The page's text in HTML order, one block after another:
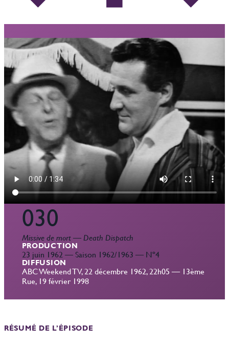
030
Missive de mort—Death Dispatch
PRODUCTION
23 juin 1962 — Saison 1962/1963 — Nº4
DIFFUSION
ABC Weekend TV, 22 décembre 1962, 22h05 — 13ème
Rue, 19 février 1998
RÉSUMÉ DE L’ÉPISODE